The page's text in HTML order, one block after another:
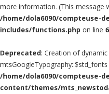
more information. (This message
/home/dola6090/compteuse-
includes/functions.php on line
Deprecated: Creation of
/home/dola6090/compteuse-
content/themes/